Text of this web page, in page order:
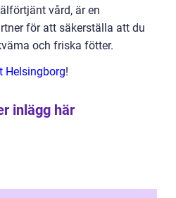
vård, är en
för att säkerställa att du
och friska fötter.
Helsingborg!
inlägg här